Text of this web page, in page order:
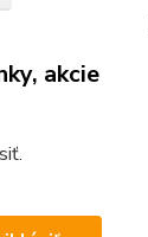
akcie